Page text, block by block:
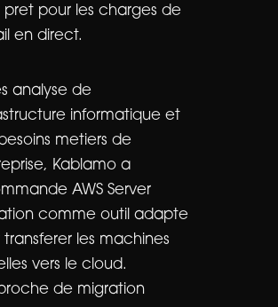
pret pour les charges de
en direct.
analyse de
informatique et
metiers de
Kablamo a
AWS Server
comme outil adapte
transferer les machines
vers le cloud.
de migration